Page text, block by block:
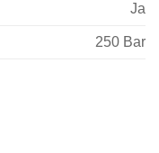
Ja
250 Bar